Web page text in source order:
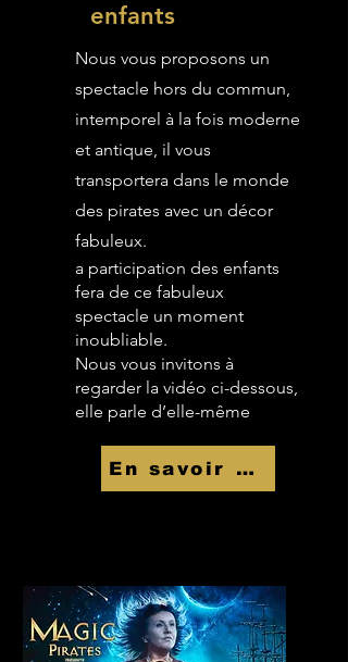
enfants
Nous vous proposons un
spectacle hors du commun,
intemporel à la fois moderne
et antique, il vous
transportera dans le monde
des pirates avec un décor
fabuleux.
a participation des enfants
fera de ce fabuleux
spectacle un moment
inoubliable.
Nous vous invitons à
regarder la vidéo ci-dessous,
elle parle d’elle-même
En savoir Plus